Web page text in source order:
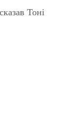
Тоні